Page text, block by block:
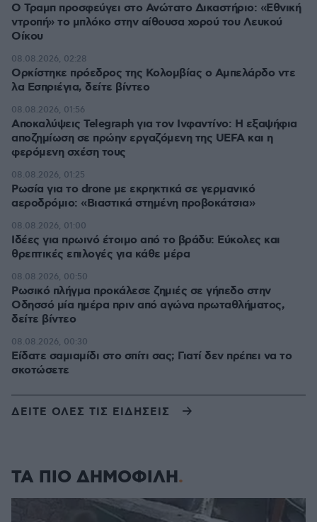
Ο Τραμπ προσφεύγει στο Ανώτατο Δικαστήριο: «Εθνική
ντροπή» το μπλόκο στην αίθουσα χορού του Λευκού
Οίκου
Ορκίστηκε πρόεδρος της Κολομβίας ο Αμπελάρδο ντε
λα Εσπριέγια, δείτε βίντεο
08.08.2026, 02:28
Αποκαλύψεις Telegraph για τον Ινφαντίνο: Η εξαψήφια
αποζημίωση σε πρώην εργαζόμενη της UEFA και η
φερόμενη σχέση τους
08.08.2026, 01:56
Ρωσία για το drone με εκρηκτικά σε γερμανικό
αεροδρόμιο: «Βιαστικά στημένη προβοκάτσια»
08.08.2026, 01:25
Ιδέες για πρωινό έτοιμο από το βράδυ: Εύκολες και
θρεπτικές επιλογές για κάθε μέρα
08.08.2026, 01:00
Ρωσικό πλήγμα προκάλεσε ζημιές σε γήπεδο στην
Οδησσό μία ημέρα πριν από αγώνα πρωταθλήματος,
δείτε βίντεο
08.08.2026, 00:50
Είδατε σαμιαμίδι στο σπίτι σας; Γιατί δεν πρέπει να το
σκοτώσετε
08.08.2026, 00:30
ΔΕΙΤΕ ΟΛΕΣ ΤΙΣ ΕΙΔΗΣΕΙΣ
ΤΑ ΠΙΟ ΔΗΜΟΦΙΛΗ